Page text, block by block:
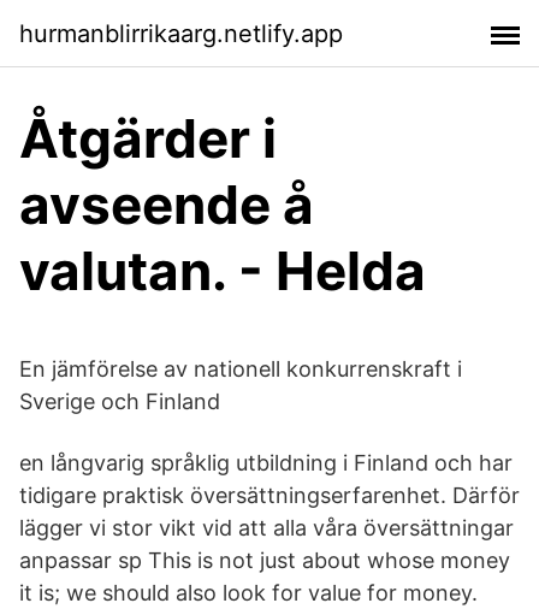
hurmanblirrikaarg.netlify.app
Åtgärder i
avseende å
valutan. - Helda
En jämförelse av nationell konkurrenskraft i
Sverige och Finland
en långvarig språklig utbildning i Finland och har
tidigare praktisk översättningserfarenhet. Därför
lägger vi stor vikt vid att alla våra översättningar
anpassar sp This is not just about whose money
it is; we should also look for value for money.